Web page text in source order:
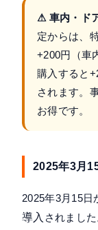
⚠ 車内・ド
定からは、
+200円（車
購入すると
されます。
お得です。
2025年3月
2025年3月15日
導入 されまし